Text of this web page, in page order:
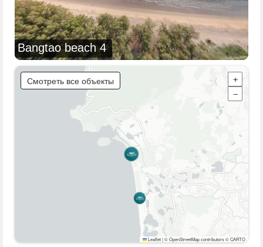
Bangtao beach 4
Смотреть все объекты
+
−
Leaflet|© OpenStreetMap contributors © CARTO